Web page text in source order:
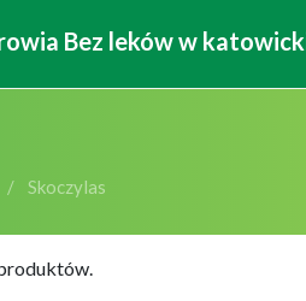
Bez leków w
Skoczylas